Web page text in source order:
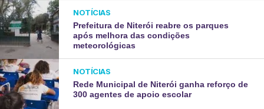
NOTÍCIAS
Prefeitura de Niterói reabre os parques
após melhora das condições
meteorológicas
NOTÍCIAS
Rede Municipal de Niterói ganha reforço de
300 agentes de apoio escolar